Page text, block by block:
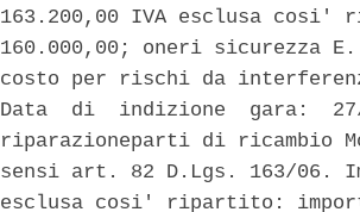
163.200,00 IVA esclusa
160.000,00; oneri sicurezza
costo per rischi da
Data  di  indizione  gara:
riparazioneparti di ricambio
sensi art. 82 D.Lgs. 163/06.
esclusa cosi' ripartito: